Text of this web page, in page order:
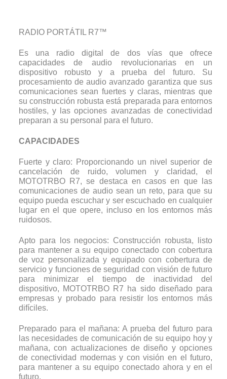
RADIO PORTÁTIL R7™
Es una radio digital de dos vías que ofrece
capacidades de audio revolucionarias en un
dispositivo robusto y a prueba del futuro. Su
procesamiento de audio avanzado garantiza que sus
comunicaciones sean fuertes y claras, mientras que
su construcción robusta está preparada para entornos
hostiles, y las opciones avanzadas de conectividad
preparan a su personal para el futuro.
CAPACIDADES
Fuerte y claro: Proporcionando un nivel superior de
cancelación de ruido, volumen y claridad, el
MOTOTRBO R7, se destaca en casos en que las
comunicaciones de audio sean un reto, para que su
equipo pueda escuchar y ser escuchado en cualquier
lugar en el que opere, incluso en los entornos más
ruidosos.
Apto para los negocios: Construcción robusta, listo
para mantener a su equipo conectado con cobertura
de voz personalizada y equipado con cobertura de
servicio y funciones de seguridad con visión de futuro
para minimizar el tiempo de inactividad del
dispositivo, MOTOTRBO R7 ha sido diseñado para
empresas y probado para resistir los entornos más
difíciles.
Preparado para el mañana: A prueba del futuro para
las necesidades de comunicación de su equipo hoy y
mañana, con actualizaciones de diseño y opciones
de conectividad modernas y con visión en el futuro,
para mantener a su equipo conectado ahora y en el
futuro.